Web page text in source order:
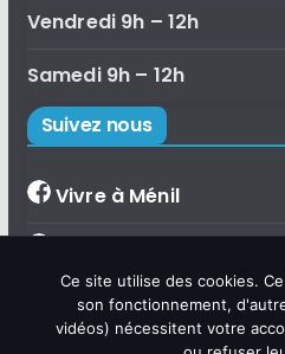
Vendredi 9h – 12h
Samedi 9h – 12h
Suivez nous
Vivre à Ménil
Accueil de loisirs
Bonjour,
virtuelle
Posez-
Ce site utilise des cookies.
son fonctionnement,
vidéos) nécessitent votre